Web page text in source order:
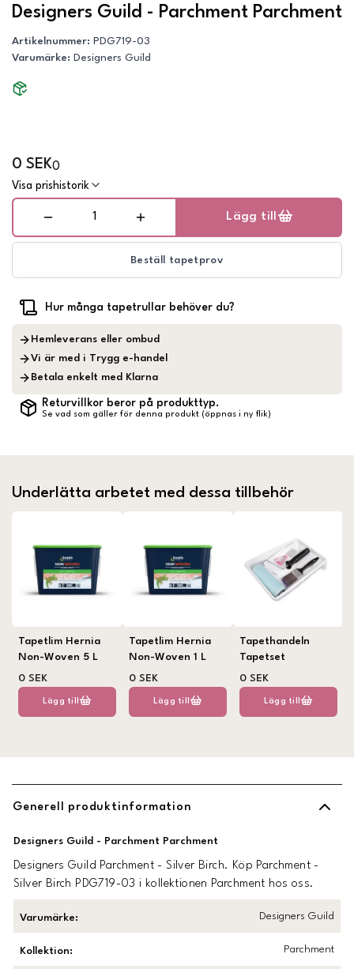
Designers Guild - Parchment Parchment
Artikelnummer: PDG719-03
Varumärke: Designers Guild
0 SEK0
Visa prishistorik
Lägg till
Beställ tapetprov
Hur många tapetrullar behöver du?
Hemleverans eller ombud
Vi är med i Trygg e-handel
Betala enkelt med Klarna
Returvillkor beror på produkttyp.
Se vad som gäller för denna produkt (öppnas i ny flik)
Underlätta arbetet med dessa tillbehör
Tapetlim Hernia
Non-Woven 5 L
0 SEK
Lägg till
Tapetlim Hernia
Non-Woven 1 L
0 SEK
Lägg till
Tapethandeln
Tapetset
0 SEK
Lägg till
Generell produktinformation
Designers Guild - Parchment Parchment
Designers Guild Parchment - Silver Birch. Köp Parchment -
Silver Birch PDG719-03 i kollektionen Parchment hos oss.
Varumärke: Designers Guild
Kollektion: Parchment